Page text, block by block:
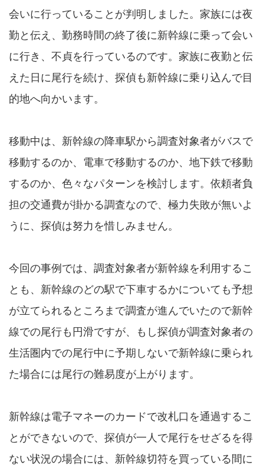
会いに行っていることが判明しました。家族には夜
勤と伝え、勤務時間の終了後に新幹線に乗って会い
に行き、不貞を行っているのです。家族に夜勤と伝
えた日に尾行を続け、探偵も新幹線に乗り込んで目
的地へ向かいます。
移動中は、新幹線の降車駅から調査対象者がバスで
移動するのか、電車で移動するのか、地下鉄で移動
するのか、色々なパターンを検討します。依頼者負
担の交通費が掛かる調査なので、極力失敗が無いよ
うに、探偵は努力を惜しみません。
今回の事例では、調査対象者が新幹線を利用するこ
とも、新幹線のどの駅で下車するかについても予想
が立てられるところまで調査が進んでいたので新幹
線での尾行も円滑ですが、もし探偵が調査対象者の
生活圏内での尾行中に予期しないで新幹線に乗られ
た場合には尾行の難易度が上がります。
新幹線は電子マネーのカードで改札口を通過するこ
とができないので、探偵が一人で尾行をせざるを得
ない状況の場合には、新幹線切符を買っている間に